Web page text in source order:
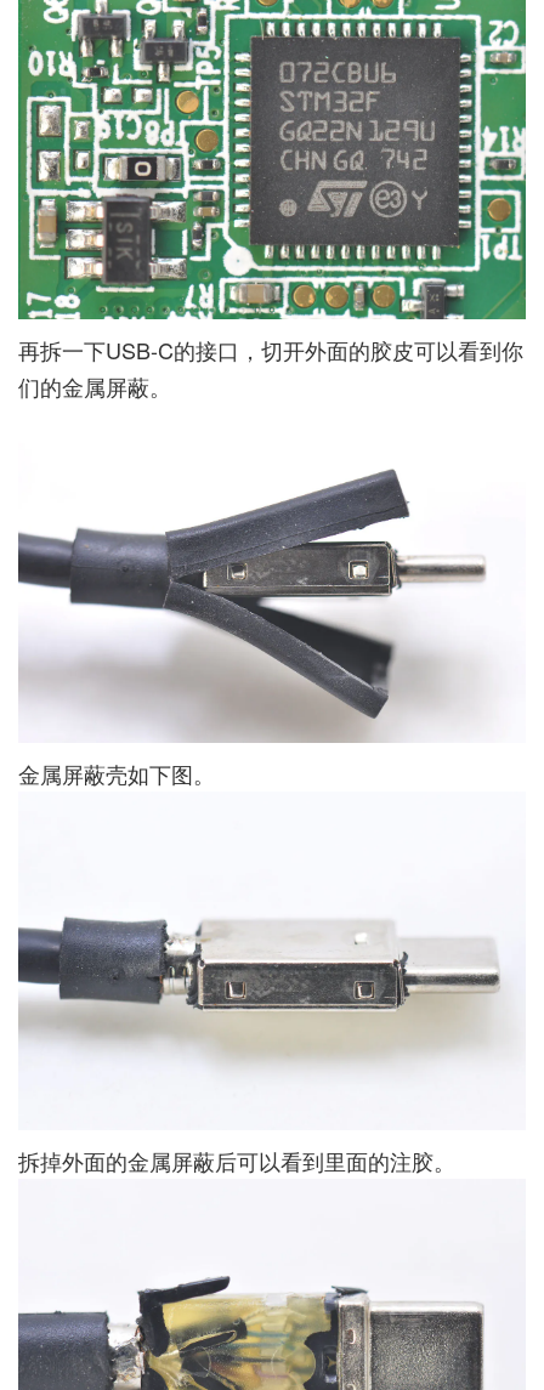
再拆一下USB-C的接口，切开外面的胶皮可以看到你
们的金属屏蔽。
金属屏蔽壳如下图。
拆掉外面的金属屏蔽后可以看到里面的注胶。